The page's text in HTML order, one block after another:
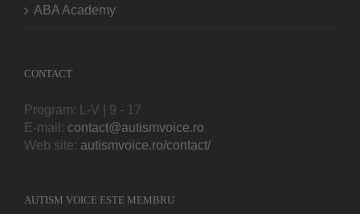
ABA Academy
CONTACT
Program: L-V | 9 - 17
E-mail: contact@autismvoice.ro
Web site: autismvoice.ro/contact/
AUTISM VOICE ESTE MEMBRU